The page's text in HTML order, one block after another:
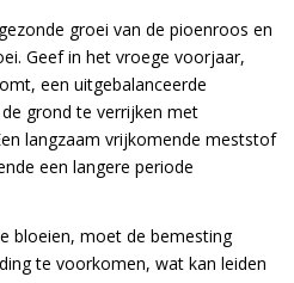
groei van de pioenroos en
Geef in het vroege voorjaar,
een uitgebalanceerde
grond te verrijken met
langzaam vrijkomende meststof
een langere periode
bloeien, moet de bemesting
te voorkomen, wat kan leiden